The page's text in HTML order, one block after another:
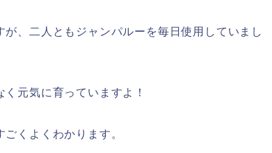
、二人ともジャンパルーを毎日使用していまし
元気に育っていますよ！
くよくわかります。